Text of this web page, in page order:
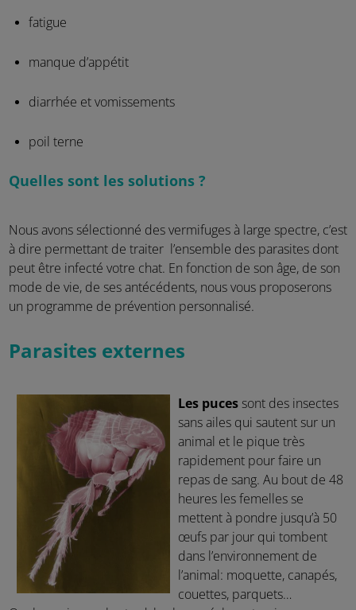
fatigue
manque d’appétit
diarrhée et vomissements
poil terne
Quelles sont les solutions ?
Nous avons sélectionné des vermifuges à large spectre, c’est
à dire permettant de traiter l’ensemble des parasites dont
peut être infecté votre chat. En fonction de son âge, de son
mode de vie, de ses antécédents, nous vous proposerons
un programme de prévention personnalisé.
Parasites externes
Les puces sont des insectes
sans ailes qui sautent sur un
animal et le pique très
rapidement pour faire un
repas de sang. Au bout de 48
heures les femelles se
mettent à pondre jusqu’à 50
œufs par jour qui tombent
dans l’environnement de
l’animal: moquette, canapés,
couettes, parquets…